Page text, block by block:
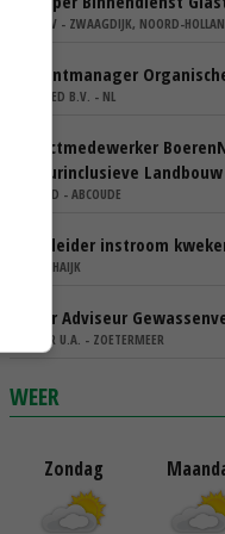
KARO BV - ZWAAGDIJK, NOORD-
Accountmanager
COMGOED B.V. - NL
Projectmedewerker
Natuurinclusieve Landbouw
WIJ.LAND - ABCOUDE
Teamleider instroom
IBN - SCHAIJK
Senior Adviseur
AGRIVER U.A. - ZOETERMEER
WEER
Zondag